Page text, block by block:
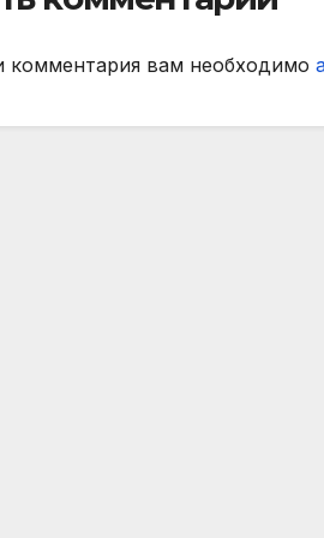
комментария вам необходимо